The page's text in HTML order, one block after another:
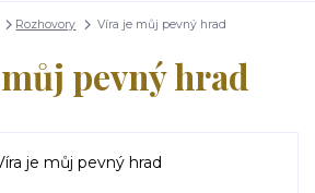
Rozhovory Víra je můj pevný hrad
pevný hrad